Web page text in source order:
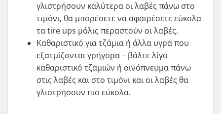
γλιστρήσουν καλύτερα οι λαβές πάνω στο
τιμόνι, θα μπορέσετε να αφαιρέσετε εύκολα
τα tire ups μόλις περαστούν οι λαβές.
Καθαριστικό για τζάμια ή άλλα υγρά που
εξατμίζονται γρήγορα – βάλτε λίγο
καθαριστικό τζαμιών ή οινόπνευμα πάνω
στις λαβές και στο τιμόνι και οι λαβές θα
γλιστρήσουν πιο εύκολα.